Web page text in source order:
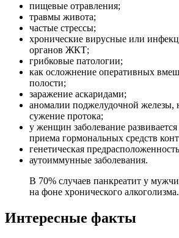
пищевые отравления;
травмы живота;
частые стрессы;
хронические вирусные или
органов ЖКТ;
грибковые патологии;
как осложнение оперативных
полости;
заражение аскаридами;
аномалии поджелудочной железы,
сужение протока;
у женщин заболевание
приема гормональных средств
генетическая
аутоиммунные заболевания.
В 70% случаев панкреатит у
на фоне хронического алкоголизма.
Интересные факты